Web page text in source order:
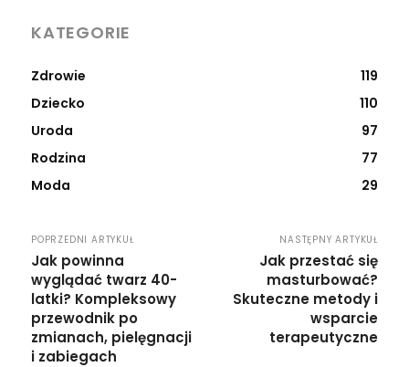
KATEGORIE
Zdrowie
119
Dziecko
110
Uroda
97
Rodzina
77
Moda
29
POPRZEDNI ARTYKUŁ
Jak powinna
wyglądać twarz 40-
latki? Kompleksowy
przewodnik po
zmianach, pielęgnacji
i zabiegach
NASTĘPNY ARTYKUŁ
Jak przestać się
masturbować?
Skuteczne metody i
wsparcie
terapeutyczne